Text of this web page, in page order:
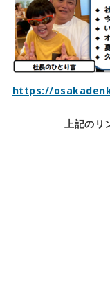
求人情報
月刊！大阪でんき
https://
上記のリ